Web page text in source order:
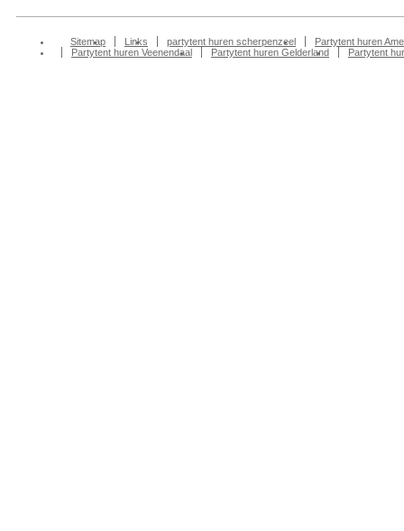
Sitemap Links partytent huren scherpenzeel
Partytent huren
Partytent huren Veenendaal
Partytent huren Gelderland Partytent